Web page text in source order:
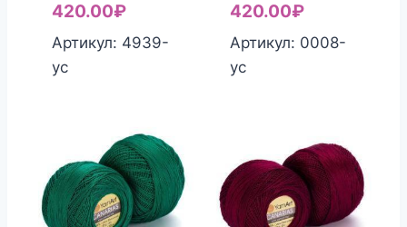
420.00₽
Артикул: 4939-
yc
420.00₽
Артикул: 0008-
yc